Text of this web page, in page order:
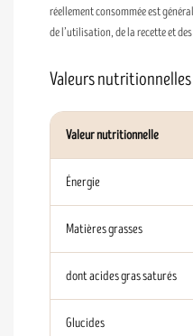
réellement consommée est
de l’utilisation, de la recette et
Valeurs nutritionnelles
Valeur nutritionnelle
Énergie
Matières grasses
dont acides gras saturés
Glucides